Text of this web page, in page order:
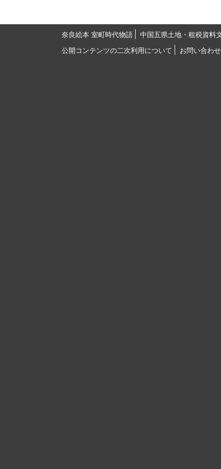
奈良絵本 室町時代物語
中国五県土地・租税資料
公開コンテンツの二次利用について
お問い合わせ